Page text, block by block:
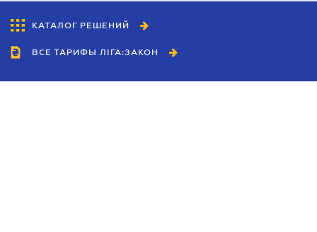
КАТАЛОГ РЕШЕНИЙ
ВСЕ ТАРИФЫ ЛІГА:ЗАКОН